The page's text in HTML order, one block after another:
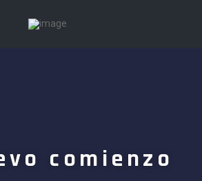
comienzo